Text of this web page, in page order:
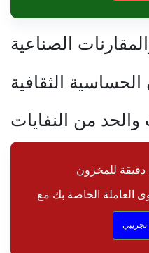
الصناعية
الثقافية
من النفايات
للمخزون